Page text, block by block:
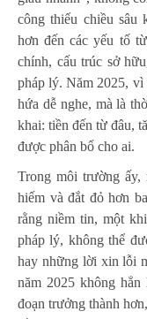
công thiếu chiều sâu
hơn đến các yếu tố
chính, cấu trúc sở
pháp lý. Năm 2025, vì
hứa dễ nghe, mà là
khai: tiền đến từ đâu,
được phân bổ cho ai.
Trong môi trường ấy,
hiếm và đắt đỏ hơn
rằng niềm tin, một
pháp lý, không thể
hay những lời xin lỗi
năm 2025 không
đoạn trưởng thành